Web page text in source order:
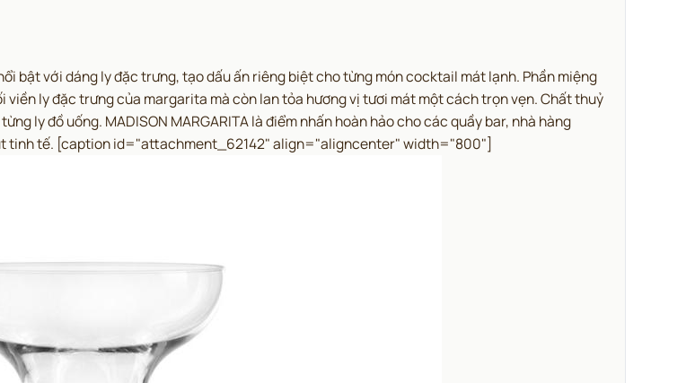
nổi bật với dáng ly đặc trưng, tạo dấu ấn riêng biệt cho từng món cocktail mát lạnh. Phần miệng
ly đặc trưng của margarita mà còn lan tỏa hương vị tươi mát một cách trọn vẹn. Chất thuỷ
ly đồ uống. MADISON MARGARITA là điểm nhấn hoàn hảo cho các quầy bar, nhà hàng
tinh tế. [caption id="attachment_62142" align="aligncenter" width="800"]